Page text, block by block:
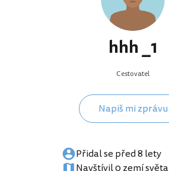
hhh _1
Cestovatel
Napiš mi zprávu
Přidal se před 8 lety
Navštívil 0 zemí světa